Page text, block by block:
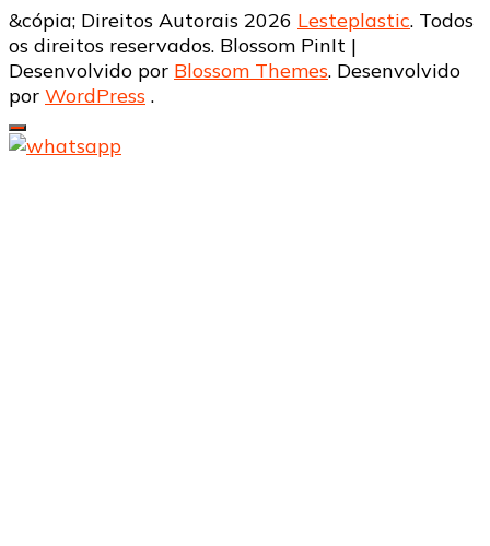
&cópia; Direitos Autorais 2026 Lesteplastic. Todos
os direitos reservados. Blossom PinIt |
Desenvolvido por Blossom Themes. Desenvolvido
por WordPress .